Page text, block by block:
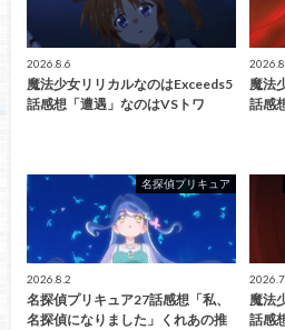
2026.8.6
魔法少女リリカルなのはExceeds5
話感想「遭遇」なのはVSトワ
魔法
話感
名探偵プリキュア
2026.8.2
名探偵プリキュア27話感想「私、
名探偵になりました」くれあの推
魔法
話感